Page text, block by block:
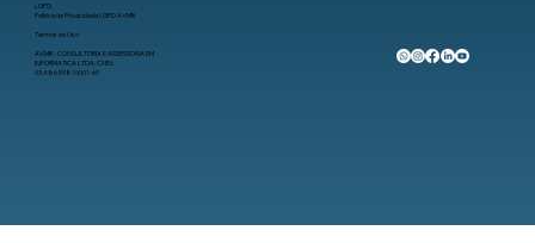
LGPD
Política de Privacidade LGPD AVMB
Termos de Uso
AVMB - CONSULTORIA E ASSESSORIA EM
INFORMATICA LTDA. CNPJ:
03.486.598/0001-69